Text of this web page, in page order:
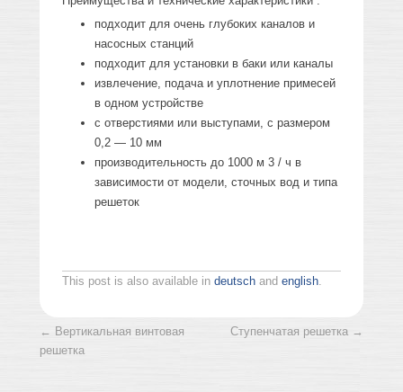
подходит для очень глубоких каналов и
насосных станций
подходит для установки в баки или каналы
извлечение, подача и уплотнение примесей
в одном устройстве
с отверстиями или выступами, с размером
0,2 — 10 мм
производительность до 1000 м 3 / ч в
зависимости от модели, сточных вод и типа
решеток
This post is also available in deutsch and english.
Post navigation
← Вертикальная винтовая
решетка
Ступенчатая решетка →